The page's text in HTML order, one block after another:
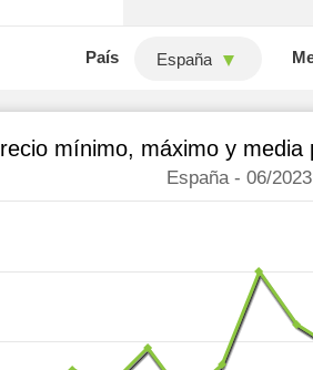
País España
mínimo, máximo y media
España - 06/2023